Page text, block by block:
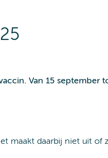
Van 15 september
maakt daarbij niet uit of